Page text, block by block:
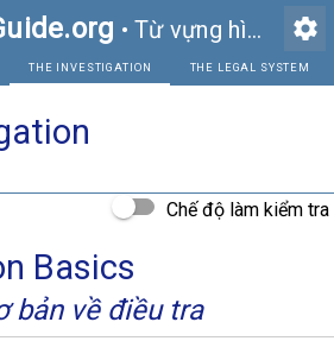
• Từ vựng hình ảnh tiếng Anh settings
Chế độ làm kiểm tra
Basics
bản về điều tra